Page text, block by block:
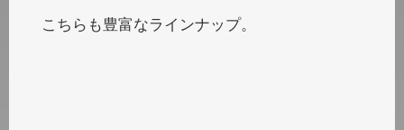
こちらも豊富なラインナップ。